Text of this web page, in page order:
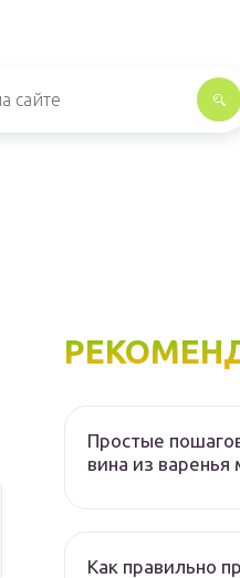
Простые
вина из варенья
Как правильно